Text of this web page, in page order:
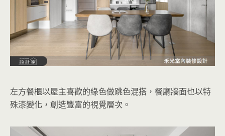
左方餐櫃以屋主喜歡的綠色做跳色混搭，餐廳牆面也以特
殊漆變化，創造豐富的視覺層次。